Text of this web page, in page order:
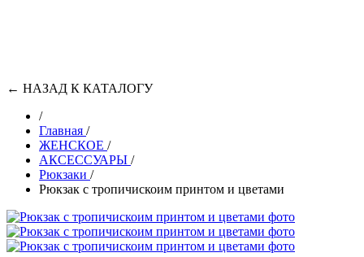
← НАЗАД К КАТАЛОГУ
/
Главная /
ЖЕНСКОЕ /
АКСЕССУАРЫ /
Рюкзаки /
Рюкзак с тропичискоим принтом и цветами